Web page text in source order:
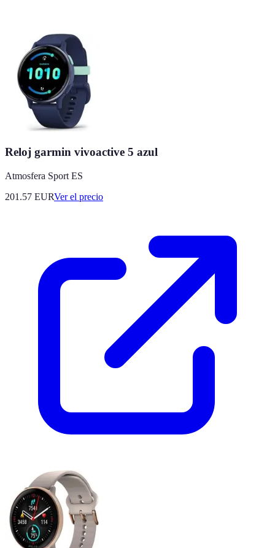
Reloj garmin vivoactive 5 azul
Atmosfera Sport ES
201.57 EURVer el precio